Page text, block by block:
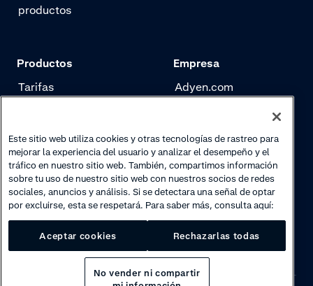
productos
Productos
Tarifas
Gestión de riesgo
Autenticación
Empresa
Adyen.com
Newsletter
Trabaja con nosotros
Este sitio web utiliza cookies y otras tecnologías de rastreo para
mejorar la experiencia del usuario y analizar el desempeño y el
tráfico en nuestro sitio web. También, compartimos información
sobre tu uso de nuestro sitio web con nuestros socios de redes
sociales, anuncios y análisis. Si se detectara una señal de optar
por excluirse, esta se respetará. Para saber más, consulta aquí:
Aceptar cookies Rechazarlas todas
No vender ni compartir